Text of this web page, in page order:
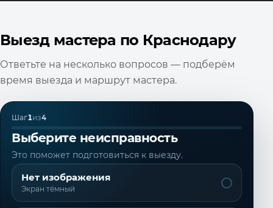
Выезд мастера по Краснодару
Ответьте на несколько вопросов — подберём
время выезда и маршрут мастера.
Шаг1из4
Выберите неисправность
Это поможет подготовиться к выезду.
Нет изображения
Экран тёмный